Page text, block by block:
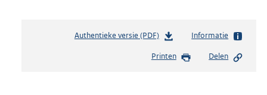
Authentieke versie (PDF)b
s
Informatie
Printen Delen